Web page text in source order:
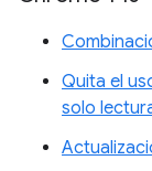
Quita el
solo